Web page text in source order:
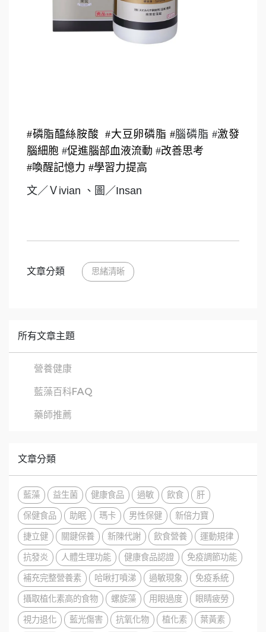
#磷脂醯絲胺酸 #大豆卵磷脂 #腦磷脂 #激發
腦細胞 #促進腦部血液流動 #改善思考
#喚醒記憶力 #學習力提高
文／Ｖivian 、圖／Insan
文章分類 思緒清晰
所有文章主題
營養健康
藍藻百科FAQ
藥師推薦
文章分類
藍藻 益生菌 健康食品 過敏 飲食
肝
保健食品
助眠 瑪卡 男性保健
新倍力寶
捷立健
關鍵保養 新陳代謝 飲食營養
運動規律
抗發炎
人體生理功能 健康食品認證
免疫調節功能
補充完整營養素
哈啾打噴涕 過敏現象
免疫系統
攝取植化素高的食物
螺旋藻 用眼過度
眼睛疲勞
視力退化
藍光傷害 抗氧化物 植化素
葉黃素